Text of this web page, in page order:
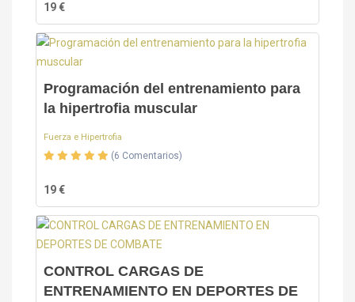
19 €
Programación del entrenamiento para
la hipertrofia muscular
Fuerza e Hipertrofia
(6 Comentarios)
19 €
CONTROL CARGAS DE
ENTRENAMIENTO EN DEPORTES DE